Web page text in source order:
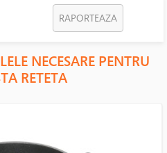
RAPORTEAZA
NECESARE PENTRU
RETETA